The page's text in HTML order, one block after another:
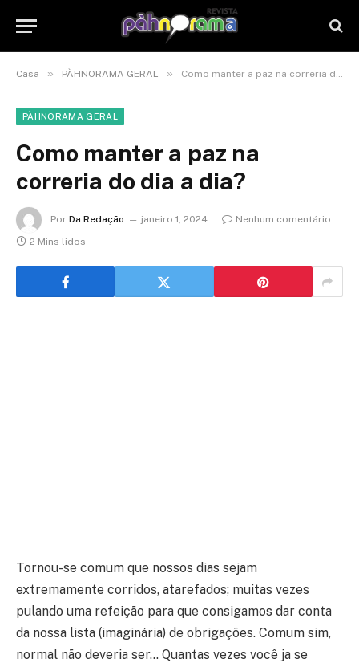
Casa » PÀHNORAMA GERAL » Como manter a paz na correria do dia a dia?
PÀHNORAMA GERAL
Como manter a paz na
correria do dia a dia?
Por Da Redação janeiro 1, 2024
Nenhum comentário
2 Mins lidos
Tornou-se comum que nossos dias sejam
extremamente corridos, atarefados; muitas vezes
pulando uma refeição para que consigamos dar conta
da nossa lista (imaginária) de obrigações. Comum sim,
normal não deveria ser… Quantas vezes você ja se